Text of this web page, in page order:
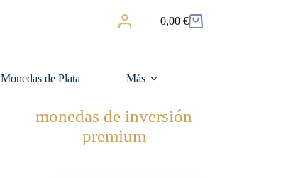
Carro
0,00 €
Monedas de Plata Más
monedas de inversión
premium